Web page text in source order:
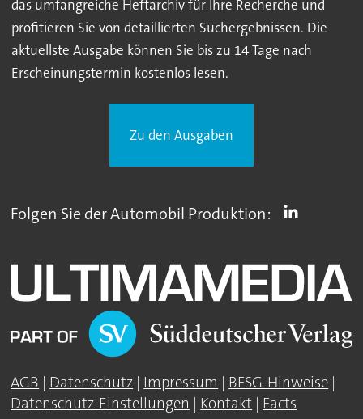
das umfangreiche Heftarchiv für Ihre Recherche und
profitieren Sie von detaillierten Suchergebnissen. Die
aktuellste Ausgabe können Sie bis zu 14 Tage nach
Erscheinungstermin kostenlos lesen.
Zu den Ausgaben
Folgen Sie der Automobil Produktion:
AGB | Datenschutz | Impressum | BFSG-Hinweise |
Datenschutz-Einstellungen | Kontakt | Facts